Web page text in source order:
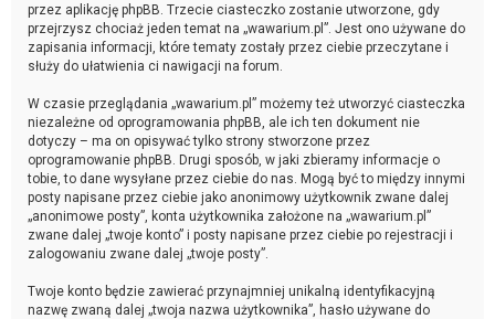
przez aplikację phpBB. Trzecie ciasteczko zostanie utworzone, gdy
przejrzysz chociaż jeden temat na „wawarium.pl”. Jest ono używane do
zapisania informacji, które tematy zostały przez ciebie przeczytane i
służy do ułatwienia ci nawigacji na forum.
W czasie przeglądania „wawarium.pl” możemy też utworzyć ciasteczka
niezależne od oprogramowania phpBB, ale ich ten dokument nie
dotyczy – ma on opisywać tylko strony stworzone przez
oprogramowanie phpBB. Drugi sposób, w jaki zbieramy informacje o
tobie, to dane wysyłane przez ciebie do nas. Mogą być to między innymi
posty napisane przez ciebie jako anonimowy użytkownik zwane dalej
„anonimowe posty”, konta użytkownika założone na „wawarium.pl”
zwane dalej „twoje konto” i posty napisane przez ciebie po rejestracji i
zalogowaniu zwane dalej „twoje posty”.
Twoje konto będzie zawierać przynajmniej unikalną identyfikacyjną
nazwę zwaną dalej „twoja nazwa użytkownika”, hasło używane do